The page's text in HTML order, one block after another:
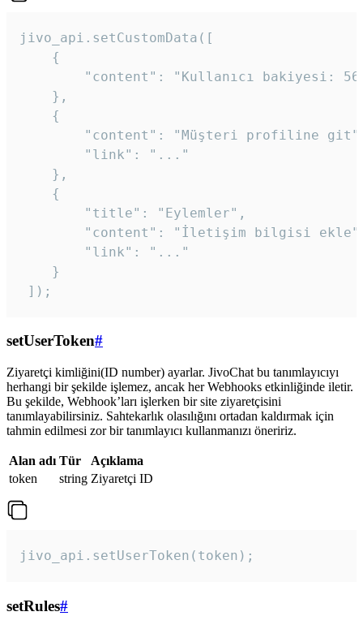
jivo_api.setCustomData([
    {
"content": "Kullanıcı bakiyesi:
    },
    {
"content": "Müşteri profiline
        "link": "..."
    },
    {
        "title": "Eylemler",
"content": "İletişim bilgisi
        "link": "..."
    }
]);
setUserToken#
Ziyaretçi kimliğini(ID number) ayarlar. JivoChat bu tanımlayıcıyı
herhangi bir şekilde işlemez, ancak her Webhooks etkinliğinde iletir.
Bu şekilde, Webhook’ları işlerken bir site ziyaretçisini
tanımlayabilirsiniz. Sahtekarlık olasılığını ortadan kaldırmak için
tahmin edilmesi zor bir tanımlayıcı kullanmanızı öneririz.
Alan adı Tür
Açıklama
token
string Ziyaretçi ID
jivo_api.setUserToken(token);
setRules#